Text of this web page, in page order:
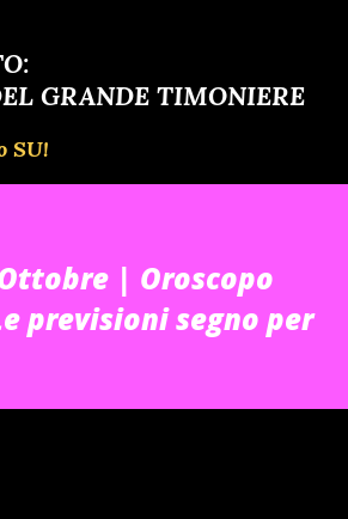
GRANDE TIMONIERE
SU!
| Oroscopo
previsioni segno per